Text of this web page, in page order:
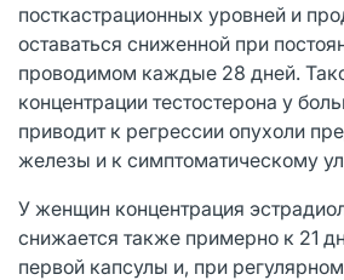
посткастрационных уровней и
оставаться сниженной при
проводимом каждые 28 дней.
концентрации тестостерона у
приводит к регрессии опухоли
железы и к симптоматическому
У женщин концентрация
снижается также примерно к 21
первой капсулы и, при